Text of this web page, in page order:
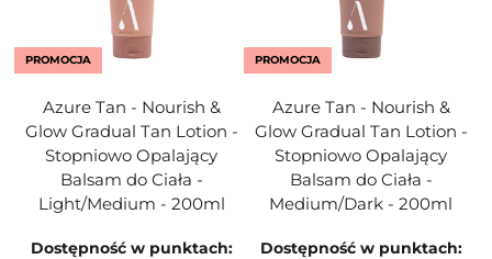
PROMOCJA
Azure Tan - Nourish &
Glow Gradual Tan Lotion -
Stopniowo Opalający
Balsam do Ciała -
Light/Medium - 200ml
Dostępność w punktach:
PROMOCJA
Azure Tan - Nourish &
Glow Gradual Tan Lotion -
Stopniowo Opalający
Balsam do Ciała -
Medium/Dark - 200ml
Dostępność w punktach: